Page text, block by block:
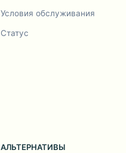
Условия обслуживания
Статус
АЛЬТЕРНАТИВЫ